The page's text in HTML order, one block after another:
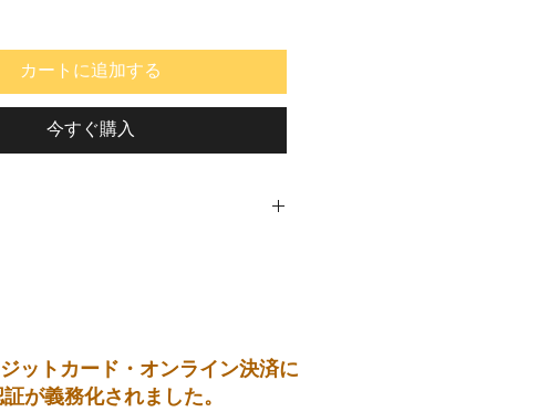
カートに追加する
今すぐ購入
ットカード・オンライン決済に
が義務化されました。